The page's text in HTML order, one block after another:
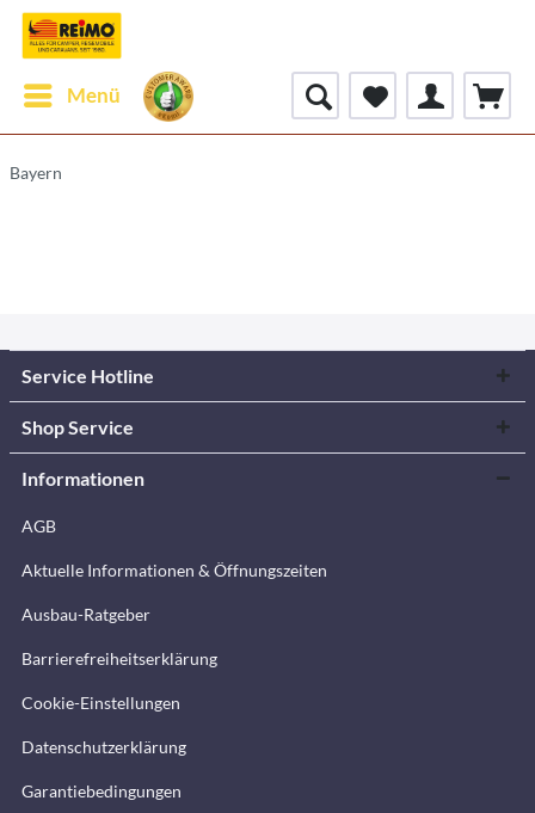
Menü
Bayern
Service Hotline
Shop Service
Informationen
AGB
Aktuelle Informationen & Öffnungszeiten
Ausbau-Ratgeber
Barrierefreiheitserklärung
Cookie-Einstellungen
Datenschutzerklärung
Garantiebedingungen